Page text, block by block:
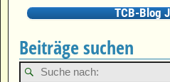
TCB-Blog
Beiträge suchen